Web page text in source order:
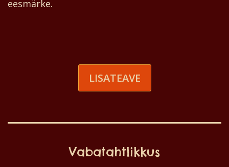
eesmärke.
LISATEAVE
Vabatahtlikkus